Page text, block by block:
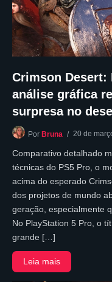
Crimson Desert:
análise gráfica
surpresa no
Por Bruna 20 de
Comparativo detalhado
técnicas do PS5 Pro, o
acima do esperado
dos projetos de mundo
geração, especialmente
No PlayStation 5 Pro, o
grande […]
Leia mais